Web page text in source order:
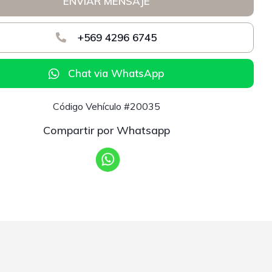
+569 4296 6745
Chat via WhatsApp
Código Vehículo #20035
Compartir por Whatsapp